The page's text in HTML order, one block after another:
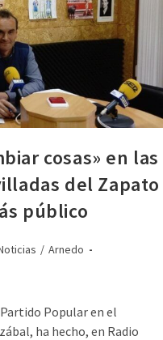
cosas» en las
del Zapato
público
/ Arnedo
Popular en el
ha hecho, en Radio